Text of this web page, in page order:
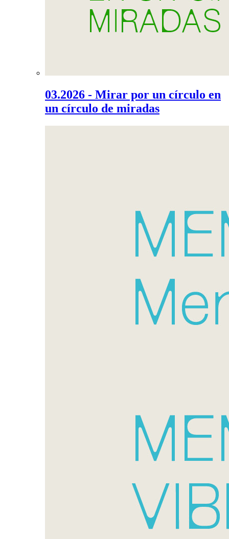
03.2026 - Mirar por un círculo en
un círculo de miradas